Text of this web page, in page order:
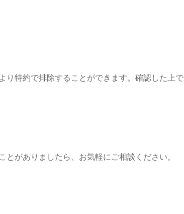
り特約で排除することができます。確認した上で
がありましたら、お気軽にご相談ください。